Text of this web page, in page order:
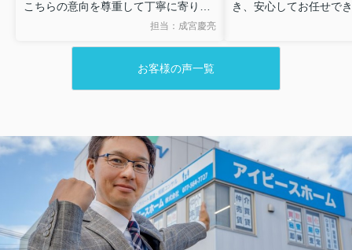
こちらの意向を尊重して丁寧に寄り添
っていただき、解体費用も安く抑え思
今後の御社のご発展を祈念しておりま
担当：成宮慶亮
き、安心してお任せで
お客様の声一覧